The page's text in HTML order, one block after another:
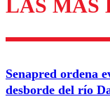
LAS MÁS
Senapred ordena
desborde del río